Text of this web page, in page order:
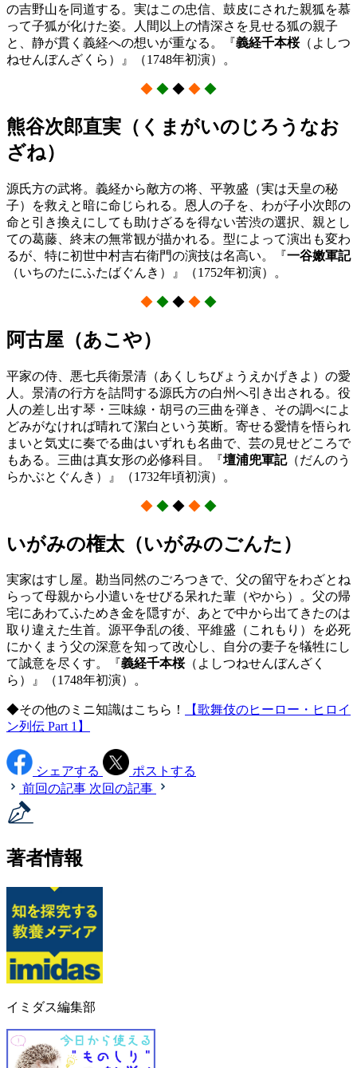
の吉野山を同道する。実はこの忠信、鼓皮にされた親狐を慕
って子狐が化けた姿。人間以上の情深さを見せる狐の親子
と、静が貫く義経への想いが重なる。『義経千本桜（よしつ
ねせんぼんざくら）』（1748年初演）。
◆ ◆ ◆ ◆ ◆
熊谷次郎直実（くまがいのじろうなお
ざね）
源氏方の武将。義経から敵方の将、平敦盛（実は天皇の秘
子）を救えと暗に命じられる。恩人の子を、わが子小次郎の
命と引き換えにしても助けざるを得ない苦渋の選択、親とし
ての葛藤、終末の無常観が描かれる。型によって演出も変わ
るが、特に初世中村吉右衛門の演技は名高い。
『一谷嫩軍記
（いちのたにふたばぐんき）』（1752年初演）。
◆ ◆ ◆ ◆ ◆
阿古屋（あこや）
平家の侍、悪七兵衛景清（あくしちびょうえかげきよ）の愛
人。景清の行方を詰問する源氏方の白州へ引き出される。役
人の差し出す琴・三味線・胡弓の三曲を弾き、その調べによ
どみがなければ晴れて潔白という英断。寄せる愛情を悟られ
まいと気丈に奏でる曲はいずれも名曲で、芸の見せどころで
もある。三曲は真女形の必修科目。『壇浦兜軍記（だんのう
らかぶとぐんき）』（1732年頃初演）。
◆ ◆ ◆ ◆ ◆
いがみの権太（いがみのごんた）
実家はすし屋。勘当同然のごろつきで、父の留守をわざとね
らって母親から小遣いをせびる呆れた輩（やから）。父の帰
宅にあわてふためき金を隠すが、あとで中から出てきたのは
取り違えた生首。源平争乱の後、平維盛（これもり）を必死
にかくまう父の深意を知って改心し、自分の妻子を犠牲にし
て誠意を尽くす。『義経千本桜（よしつねせんぼんざく
ら）』（1748年初演）。
◆その他のミニ知識はこちら！
【歌舞伎のヒーロー・ヒロイ
ン列伝 Part 1】
シェアする
ポストする
前回の記事 次回の記事
著者情報
イミダス編集部